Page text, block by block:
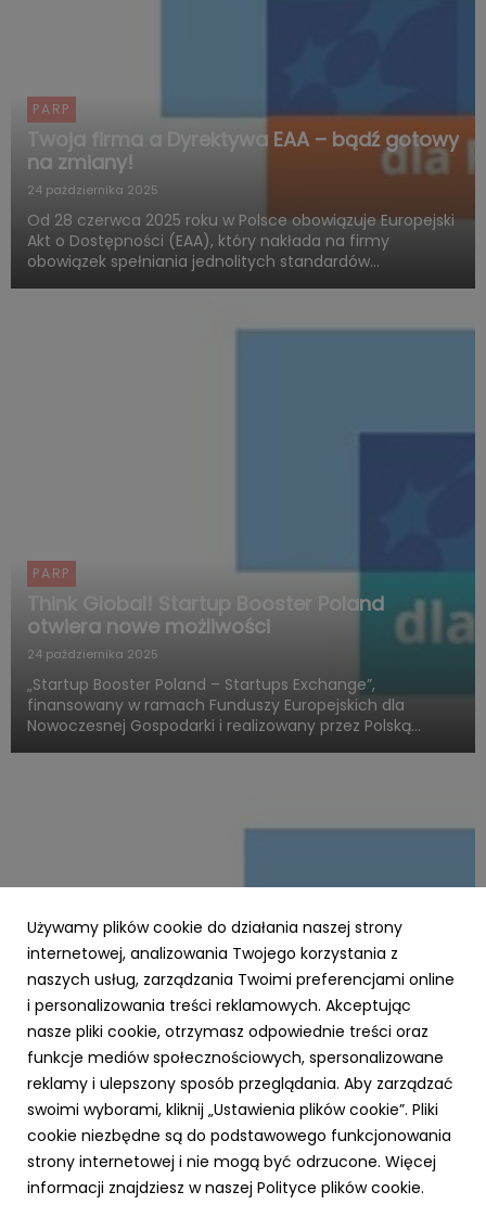
PARP
Twoja firma a Dyrektywa EAA – bądź gotowy
na zmiany!
24 października 2025
Od 28 czerwca 2025 roku w Polsce obowiązuje Europejski
Akt o Dostępności (EAA), który nakłada na firmy
obowiązek spełniania jednolitych standardów
PARP
Think Global! Startup Booster Poland
otwiera nowe możliwości
24 października 2025
„Startup Booster Poland – Startups Exchange”,
finansowany w ramach Funduszy Europejskich dla
Nowoczesnej Gospodarki i realizowany przez Polską
PARP
Zielone światło dla Twojej firmy – nawet 3,5
mln zł na ekologiczną transformację z
Funduszy Europejskich!
23 października 2025
Chcesz, aby Twoja firma działała nowocześnie,
ekologicznie i oszczędnie? Dzięki Funduszom Europejskim
dla Polski Wschodniej (FEPW), oferowanym przez Polską
Używamy plików cookie do działania naszej strony
internetowej, analizowania Twojego korzystania z
naszych usług, zarządzania Twoimi preferencjami online
i personalizowania treści reklamowych. Akceptując
nasze pliki cookie, otrzymasz odpowiednie treści oraz
funkcje mediów społecznościowych, spersonalizowane
reklamy i ulepszony sposób przeglądania. Aby zarządzać
swoimi wyborami, kliknij „Ustawienia plików cookie”. Pliki
cookie niezbędne są do podstawowego funkcjonowania
strony internetowej i nie mogą być odrzucone. Więcej
informacji znajdziesz w naszej Polityce plików cookie.